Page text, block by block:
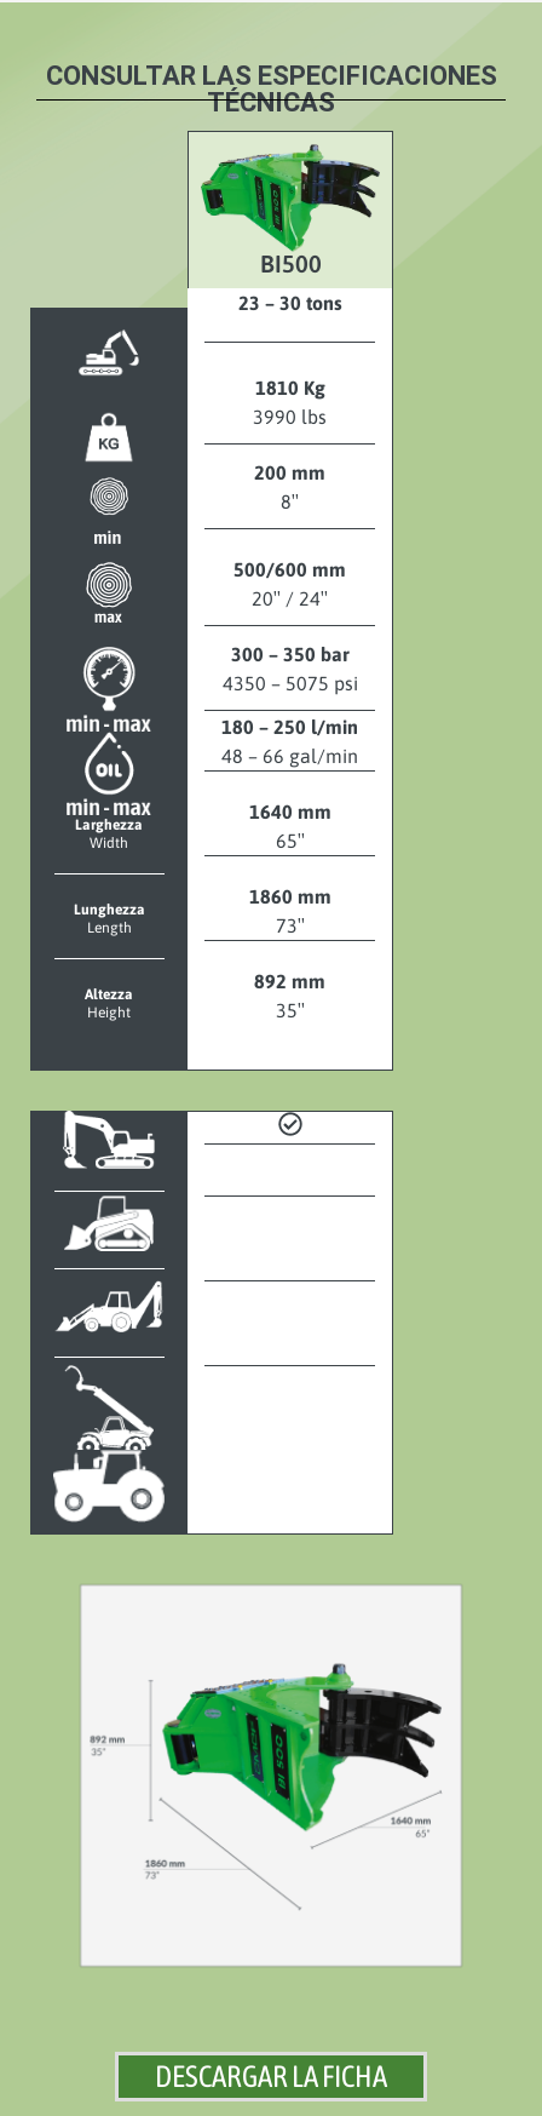
CONSULTAR LAS ESPECIFICACIONES
TÉCNICAS
Larghezza
Width
Lunghezza
Length
Altezza
Height
BI500
23 – 30 tons
1810 Kg
3990 lbs
200 mm
8″
500/600 mm
20″ / 24″
300 – 350 bar
4350 – 5075 psi
180 – 250 l/min
48 – 66 gal/min
1640 mm
65″
1860 mm
73″
892 mm
35″
DESCARGAR LA FICHA